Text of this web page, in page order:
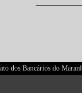
dos Bancários do